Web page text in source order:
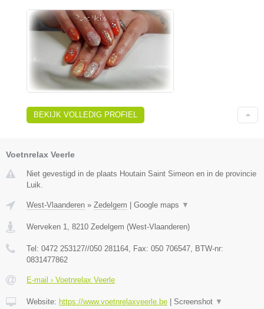
BEKIJK VOLLEDIG PROFIEL
Voetnrelax Veerle
Niet gevestigd in de plaats Houtain Saint Simeon en in de provincie
Luik.
West-Vlaanderen » Zedelgem | Google maps ▼
Werveken 1 8210 Zedelgem (West-Vlaanderen)
Tel: 0472 253127//050 281164 , Fax: 050 706547 , BTW-nr:
0831477862
E-mail › Voetnrelax Veerle
Website: https://www.voetnrelaxveerle.be | Screenshot ▼